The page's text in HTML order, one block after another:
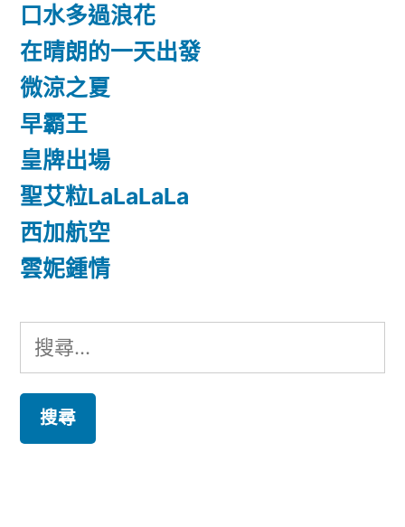
口水多過浪花
在晴朗的一天出發
微涼之夏
早霸王
皇牌出場
聖艾粒LaLaLaLa
西加航空
雲妮鍾情
搜
尋
鍵